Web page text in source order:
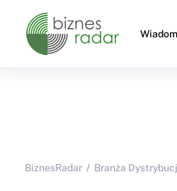
BiznesRadar Branża